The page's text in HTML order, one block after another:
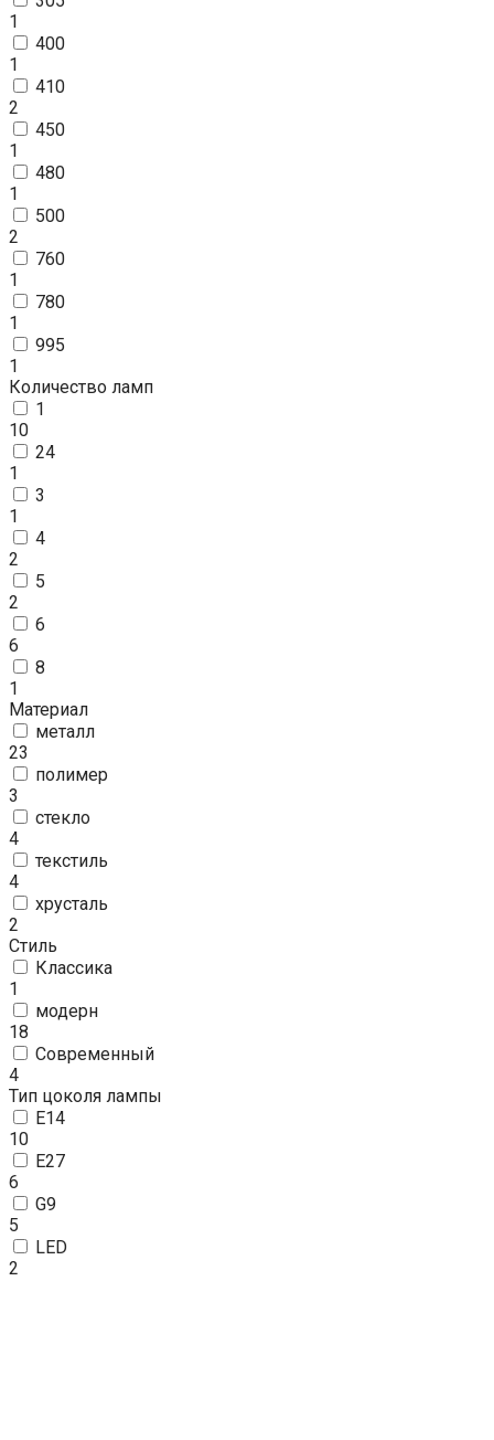
1
400
1
410
2
450
1
480
1
500
2
760
1
780
1
995
1
Количество ламп
1
10
24
1
3
1
4
2
5
2
6
6
8
1
Материал
металл
23
полимер
3
стекло
4
текстиль
4
хрусталь
2
Стиль
Классика
1
модерн
18
Современный
4
Тип цоколя лампы
E14
10
E27
6
G9
5
LED
2